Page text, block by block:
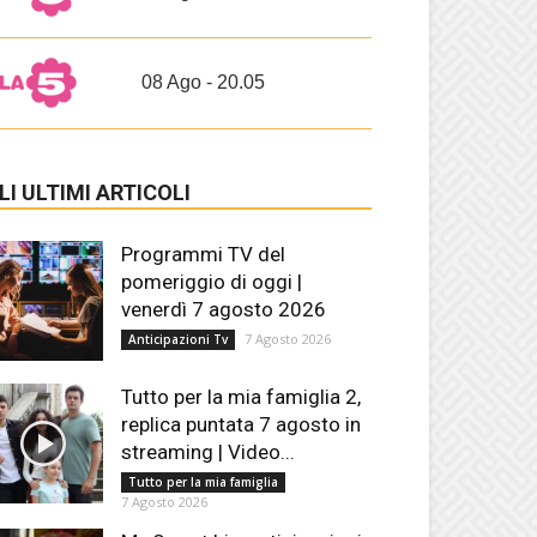
08 Ago - 20.05
ULTIMI ARTICOLI
Programmi TV del
pomeriggio di oggi |
venerdì 7 agosto 2026
Anticipazioni Tv 7 Agosto 2026
Tutto per la mia famiglia 2,
replica puntata 7 agosto in
streaming | Video...
Tutto per la mia famiglia
7 Agosto 2026